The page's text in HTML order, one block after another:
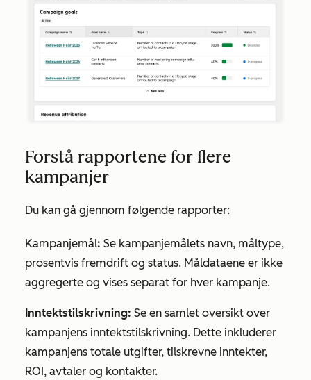
Forstå rapportene for flere
kampanjer
Du kan gå gjennom følgende rapporter:
Kampanjemål: Se kampanjemålets navn, måltype,
prosentvis fremdrift og status. Måldataene er ikke
aggregerte og vises separat for hver kampanje.
Inntektstilskrivning: Se en samlet oversikt over
kampanjens inntektstilskrivning. Dette inkluderer
kampanjens totale utgifter, tilskrevne inntekter,
ROI, avtaler og kontakter.